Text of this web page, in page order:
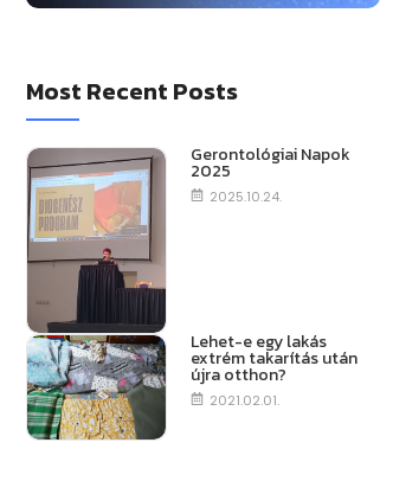
Most Recent Posts
Gerontológiai Napok
2025
2025.10.24.
Lehet-e egy lakás
extrém takarítás után
újra otthon?
2021.02.01.